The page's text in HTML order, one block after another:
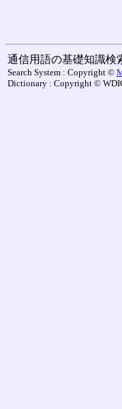
通信用語の基礎知識検
Search System : Copyright ©
Dictionary : Copyright ©